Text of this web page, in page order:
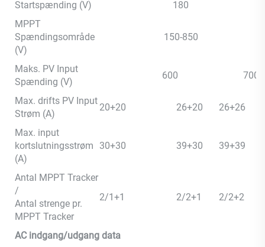
Startspænding (V)
180
MPPT
Spændingsområde
(V)
150-850
Maks. PV Input
Spænding (V)
600 700
Max. drifts PV Input
Strøm (A)
20+20 26+20 26+26
Max. input
kortslutningsstrøm
(A)
30+30 39+30 39+39
Antal MPPT Tracker
/
Antal strenge pr.
MPPT Tracker
2/1+1 2/2+1 2/2+2
AC indgang/udgang data